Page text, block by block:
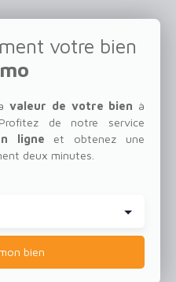
votre bien
valeur de votre bien à
Profitez de notre service
ligne et obtenez une
deux minutes.
bien